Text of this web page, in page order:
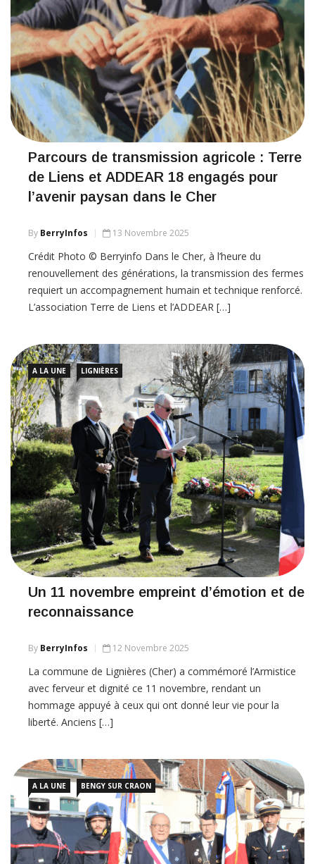
Parcours de transmission agricole : Terre
de Liens et ADDEAR 18 engagés pour
l’avenir paysan dans le Cher
By BerryInfos 13 Novembre 2025
Crédit Photo © Berryinfo Dans le Cher, à l’heure du
renouvellement des générations, la transmission des fermes
requiert un accompagnement humain et technique renforcé.
L’association Terre de Liens et l’ADDEAR […]
A LA UNE LIGNIÈRES
Un 11 novembre empreint d’émotion et de
reconnaissance
By BerryInfos 12 Novembre 2025
La commune de Lignières (Cher) a commémoré l’Armistice
avec ferveur et dignité ce 11 novembre, rendant un
hommage appuyé à ceux qui ont donné leur vie pour la
liberté. Anciens […]
A LA UNE BENGY SUR CRAON